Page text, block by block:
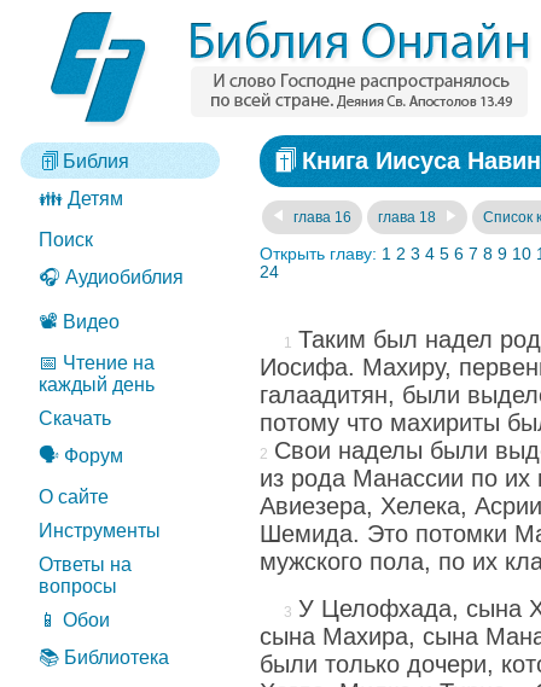
Библия
👪 Детям
Поиск
🎧 Аудиобиблия
📽️ Видео
📅 Чтение на
каждый день
Скачать
🗣️ Форум
О сайте
Инструменты
Ответы на
вопросы
📱 Обои
📚 Библиотека
Книга Иисуса
глава 16 глава 18 Список
Открыть главу: 1 2 3 4 5 6 7 8 9 10
24
Таким был надел
Иосифа. Махиру,
галаадитян, были
потому что махириты
Свои наделы были
из рода Манассии по
Авиезера, Хелека,
Шемида. Это потомки
мужского пола, по их
У Целофхада, сына
сына Махира, сына
были только дочери,